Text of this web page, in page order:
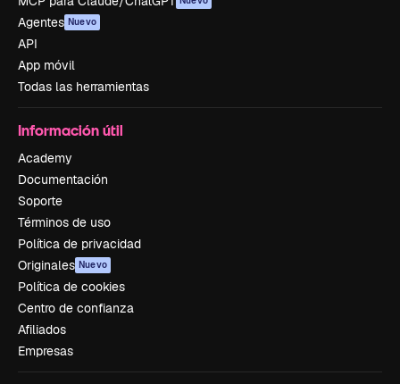
Agentes Nuevo
API
App móvil
Todas las herramientas
Información útil
Academy
Documentación
Soporte
Términos de uso
Política de privacidad
Originales Nuevo
Política de cookies
Centro de confianza
Afiliados
Empresas